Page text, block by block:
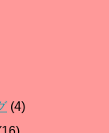
(4)